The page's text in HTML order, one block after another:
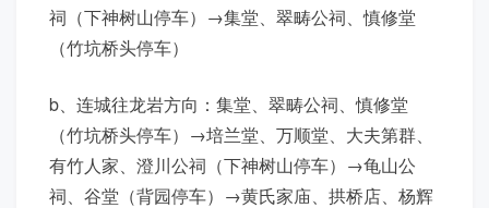
祠（下神树山停车）→集堂、翠畴公祠、慎修堂
（竹坑桥头停车）
b、连城往龙岩方向：集堂、翠畴公祠、慎修堂
（竹坑桥头停车）→培兰堂、万顺堂、大夫第群、
有竹人家、澄川公祠（下神树山停车）→龟山公
祠、谷堂（背园停车）→黄氏家庙、拱桥店、杨辉